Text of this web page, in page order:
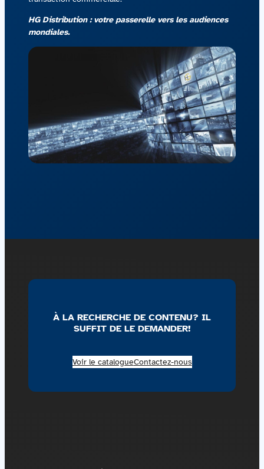
HG Distribution : votre passerelle vers les audiences
mondiales.
À LA RECHERCHE DE CONTENU? IL
SUFFIT DE LE DEMANDER!
Voir le catalogueContactez-nous